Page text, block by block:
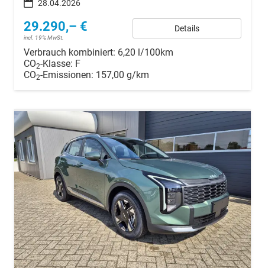
28.04.2026
29.290,– €
incl. 19% MwSt.
Details
Verbrauch kombiniert: 6,20 l/100km
CO2-Klasse: F
CO2-Emissionen: 157,00 g/km